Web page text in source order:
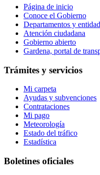
Página de inicio
Conoce el Gobierno
Departamentos y
Atención ciudadana
Gobierno abierto
Gardena, portal de
Trámites y servicios
Mi carpeta
Ayudas y subvenciones
Contrataciones
Mi pago
Meteorología
Estado del tráfico
Estadística
Boletines oficiales